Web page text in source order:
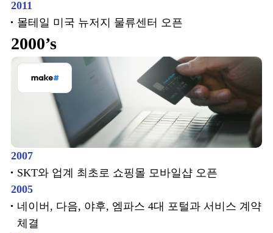
2011
몰테일 미국 뉴저지 물류센터 오픈
2000’s
2007
SKT와 업계 최초로 쇼핑몰 모바일샵 오픈
2005
네이버, 다음, 야후, 엠파스 4대 포털과 서비스 계약
체결